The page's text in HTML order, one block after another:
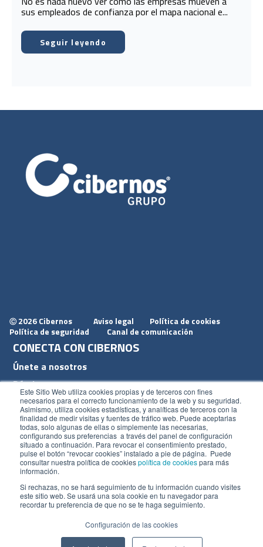
Este Sitio Web utiliza cookies propias y de terceros con fines
necesarios para el correcto funcionamiento de la web y su seguridad.
Asimismo, utiliza cookies estadísticas, y analíticas de terceros con la
finalidad de medir visitas y fuentes de tráfico web. Puede aceptarlas
todas, solo algunas de ellas o simplemente las necesarias,
configurando sus preferencias a través del panel de configuración
situado a continuación. Para revocar el consentimiento prestado,
pulse el botón “revocar cookies” instalado a pie de página. Puede
consultar nuestra política de cookiespolítica de cookiespara más
información.
Si rechazas, no se hará seguimiento de tu información cuando visites
este sitio web. Se usará una sola cookie en tu navegador para
recordar tu preferencia de que no se te haga seguimiento.
Configuración de las cookies
sus empleados de confianza por el mapa nacional e...
Seguir leyendo
Ⓒ 2026 Cibernos Aviso legal
Política de cookies
Política de seguridad
Canal de comunicación
CONECTA CON CIBERNOS
Únete a nosotros
Dónde estamos
Conoce nuestro blog
ACCESOS
Intranet